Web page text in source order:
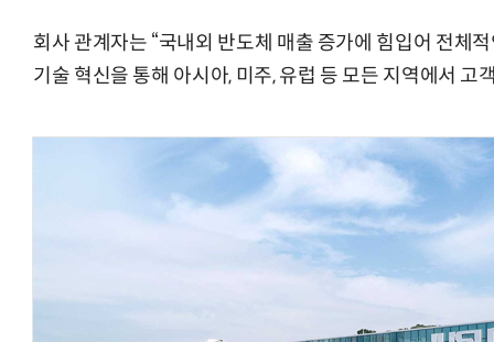
회사 관계자는 “국내외 반도체 매출 증가에 힘입어 전체
기술 혁신을 통해 아시아, 미주, 유럽 등 모든 지역에서 고